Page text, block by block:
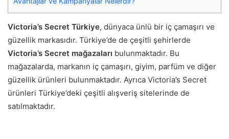
Victoria’s Secret Türkiye, dünyaca ünlü bir iç çamaşırı ve
güzellik markasıdır. Türkiye’de de çeşitli şehirlerde
Victoria’s Secret mağazaları bulunmaktadır. Bu
mağazalarda, markanın iç çamaşırı, giyim, parfüm ve diğer
güzellik ürünleri bulunmaktadır. Ayrıca Victoria’s Secret
ürünleri Türkiye’deki çeşitli alışveriş sitelerinde de
satılmaktadır.